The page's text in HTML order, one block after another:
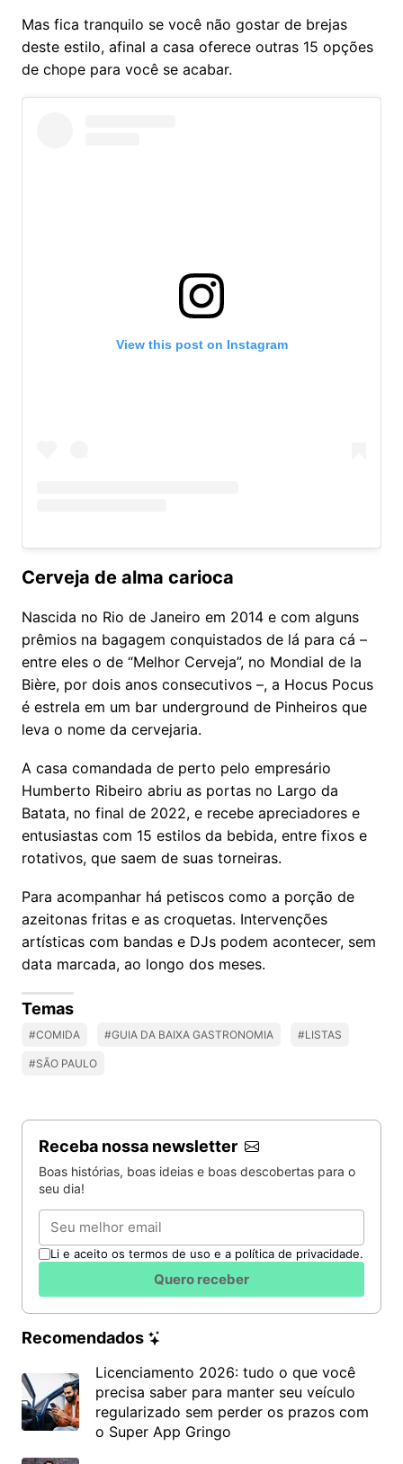
Mas fica tranquilo se você não gostar de brejas
deste estilo, afinal a casa oferece outras 15 opções
de chope para você se acabar.
View this post on Instagram
Cerveja de alma carioca
Nascida no Rio de Janeiro em 2014 e com alguns
prêmios na bagagem conquistados de lá para cá –
entre eles o de “Melhor Cerveja”, no Mondial de la
Bière, por dois anos consecutivos –, a Hocus Pocus
é estrela em um bar underground de Pinheiros que
leva o nome da cervejaria.
A casa comandada de perto pelo empresário
Humberto Ribeiro abriu as portas no Largo da
Batata, no final de 2022, e recebe apreciadores e
entusiastas com 15 estilos da bebida, entre fixos e
rotativos, que saem de suas torneiras.
Para acompanhar há petiscos como a porção de
azeitonas fritas e as croquetas. Intervenções
artísticas com bandas e DJs podem acontecer, sem
data marcada, ao longo dos meses.
Temas
#COMIDA #GUIA DA BAIXA GASTRONOMIA #LISTAS
#SÃO PAULO
Receba nossa newsletter
Boas histórias, boas ideias e boas descobertas para o
seu dia!
Email
Li e aceito os termos de uso e a política de privacidade.
Quero receber
Recomendados
Licenciamento 2026: tudo o que você
precisa saber para manter seu veículo
regularizado sem perder os prazos com
o Super App Gringo